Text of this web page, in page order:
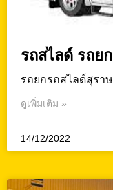
รถสไลด์ รถย
รถยกรถสไลด์สุรา
ดูเพิ่มเติม »
14/12/2022